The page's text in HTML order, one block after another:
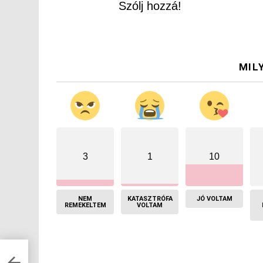
Szólj hozzá!
3
NEM
REMEKELTEM
1
KATASZTRÓFA
VOLTAM
10
JÓ VOLTAM